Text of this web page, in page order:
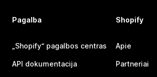
Pagalba
„Shopify“ pagalbos centras
API dokumentacija
Shopify
Apie
Partneriai